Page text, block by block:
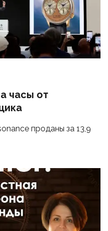
часы от
проданы за 13,9